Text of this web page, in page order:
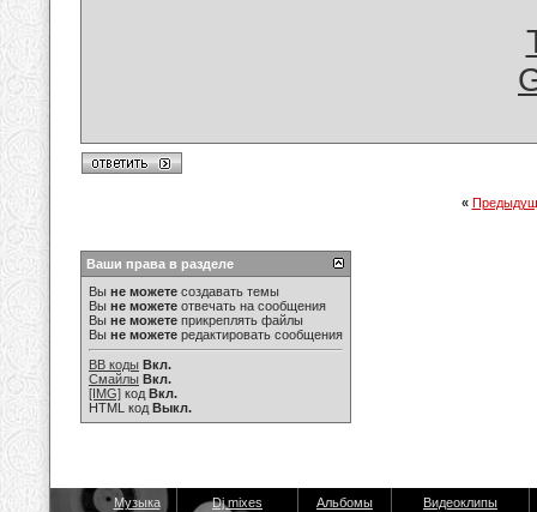
«
Ваши права в разделе
Вы не можете создавать темы
Вы не можете отвечать на сообщения
Вы не можете прикреплять файлы
Вы не можете редактировать сообщения
BB коды Вкл.
Смайлы Вкл.
[IMG] код Вкл.
HTML код Выкл.
Музыка Dj mixes Альбомы Видеоклипы